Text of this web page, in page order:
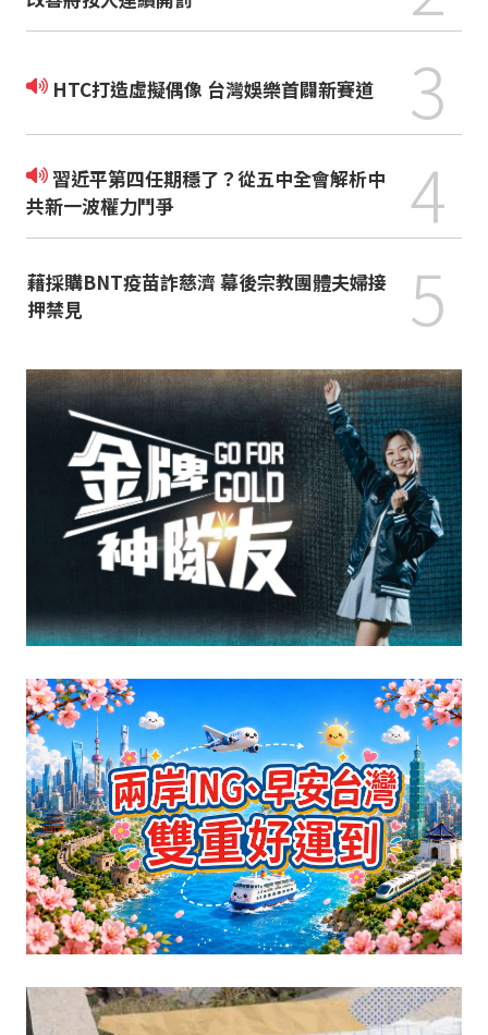
HTC打造虛擬偶像 台灣娛樂首闢新賽道 3
習近平第四任期穩了？從五中全會解析中
共新一波權力鬥爭
4
藉採購BNT疫苗詐慈濟 幕後宗教團體夫婦接
押禁見
5